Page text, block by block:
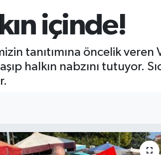
içinde!
tanıtımına öncelik veren
halkın nabzını tutuyor.